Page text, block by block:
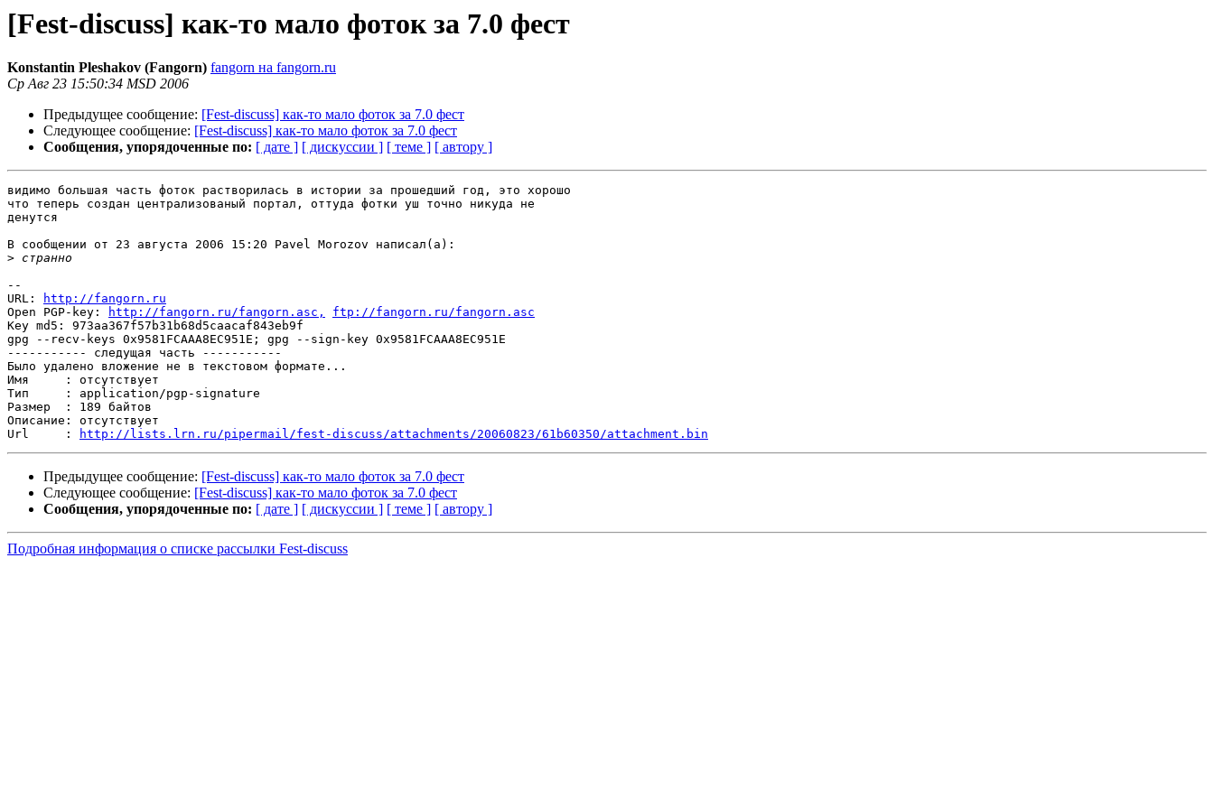
[Fest-discuss] как-то мало фоток за 7.0 фест
Konstantin Pleshakov (Fangorn) fangorn на fangorn.ru
Ср Авг 23 15:50:34 MSD 2006
Предыдущее сообщение: [Fest-discuss] как-то мало фоток за 7.0 фест
Следующее сообщение: [Fest-discuss] как-то мало фоток за 7.0 фест
Сообщения, упорядоченные по: [ дате ] [ дискуссии ] [ теме ] [ автору ]
видимо большая часть фоток растворилась в истории за прошедший год, это хорошо
что теперь создан централизованый портал, оттуда фотки уш точно никуда не
денутся
В сообщении от 23 августа 2006 15:20 Pavel Morozov написал(a):
>
--
URL:
http://fangorn.ru
Open PGP-key:
http://fangorn.ru/fangorn.asc,
ftp://fangorn.ru/fangorn.asc
Key md5: 973aa367f57b31b68d5caacaf843eb9f
gpg --recv-keys 0x9581FCAAA8EC951E; gpg --sign-key 0x9581FCAAA8EC951E
----------- следущая часть -----------
Было удалено вложение не в текстовом формате...
Имя     : отсутствует
Тип     : application/pgp-signature
Размер  : 189 байтов
Описание: отсутствует
Url     :
http://lists.lrn.ru/pipermail/fest-discuss/attachments/20060823/61b60350/attachment.bin
Предыдущее сообщение: [Fest-discuss] как-то мало фоток за 7.0 фест
Следующее сообщение: [Fest-discuss] как-то мало фоток за 7.0 фест
Сообщения, упорядоченные по: [ дате ] [ дискуссии ] [ теме ] [ автору ]
Подробная информация о списке рассылки Fest-discuss